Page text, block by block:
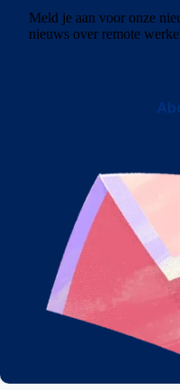
Meld je aan voor onze
nieuws over remote